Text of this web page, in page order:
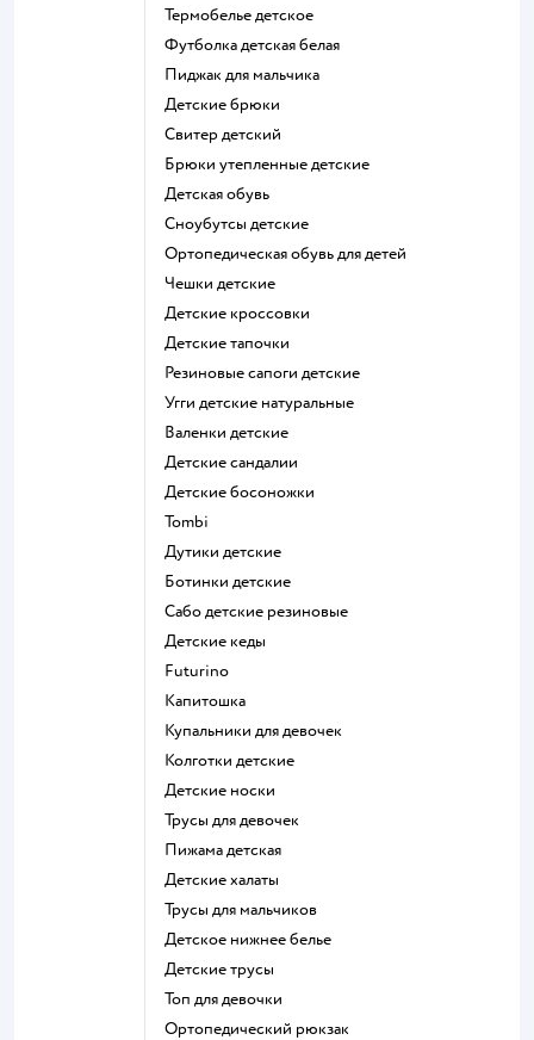
Термобелье детское
Футболка детская белая
Пиджак для мальчика
Детские брюки
Свитер детский
Брюки утепленные детские
Детская обувь
Сноубутсы детские
Ортопедическая обувь для детей
Чешки детские
Детские кроссовки
Детские тапочки
Резиновые сапоги детские
Угги детские натуральные
Валенки детские
Детские сандалии
Детские босоножки
Tombi
Дутики детские
Ботинки детские
Сабо детские резиновые
Детские кеды
Futurino
Капитошка
Купальники для девочек
Колготки детские
Детские носки
Трусы для девочек
Пижама детская
Детские халаты
Трусы для мальчиков
Детское нижнее белье
Детские трусы
Топ для девочки
Ортопедический рюкзак